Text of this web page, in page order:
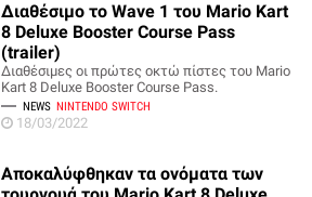
Διαθέσιμο το Wave 1 του Mario Kart
8 Deluxe Booster Course Pass
(trailer)
Διαθέσιμες οι πρώτες οκτώ πίστες του Mario
Kart 8 Deluxe Booster Course Pass.
NEWS NINTENDO SWITCH
18/03/2022
Αποκαλύφθηκαν τα ονόματα των